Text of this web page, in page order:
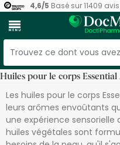
4,6/5 Basé sur11409 avis
menu
Huiles pour le corps
Les huiles pour le corps
leurs arômes envoûtants
une expérience sensorielle
huiles végétales sont